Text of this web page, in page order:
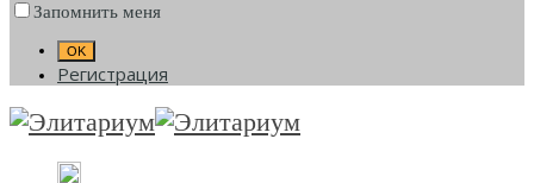
Запомнить меня
Регистрация